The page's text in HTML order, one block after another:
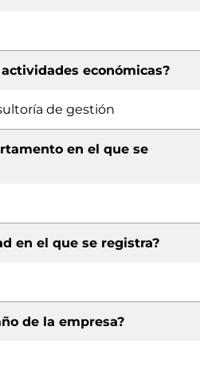
económicas?
de gestión
en el que se
en el que se registra?
de la empresa?